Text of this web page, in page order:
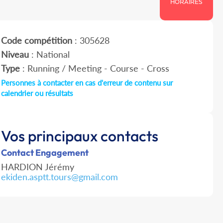
HORAIRES
Code compétition: 305628
Niveau: National
Type: Running / Meeting - Course - Cross
Personnes à contacter en cas d'erreur de contenu sur
calendrier ou résultats
Vos principaux contacts
Contact Engagement
HARDION Jérémy
ekiden.asptt.tours@gmail.com